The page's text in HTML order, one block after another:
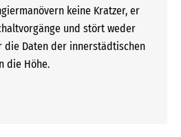
keine Kratzer, er
und stört weder
die Daten der innerstädtischen
die Höhe.